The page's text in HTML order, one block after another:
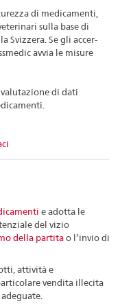
di medicamenti,
sulla base di
Svizzera. Se gli accer-
avvia le misure
di dati
e adotta le
del vizio
della partitao l’invio di
attività e
vendita illecita